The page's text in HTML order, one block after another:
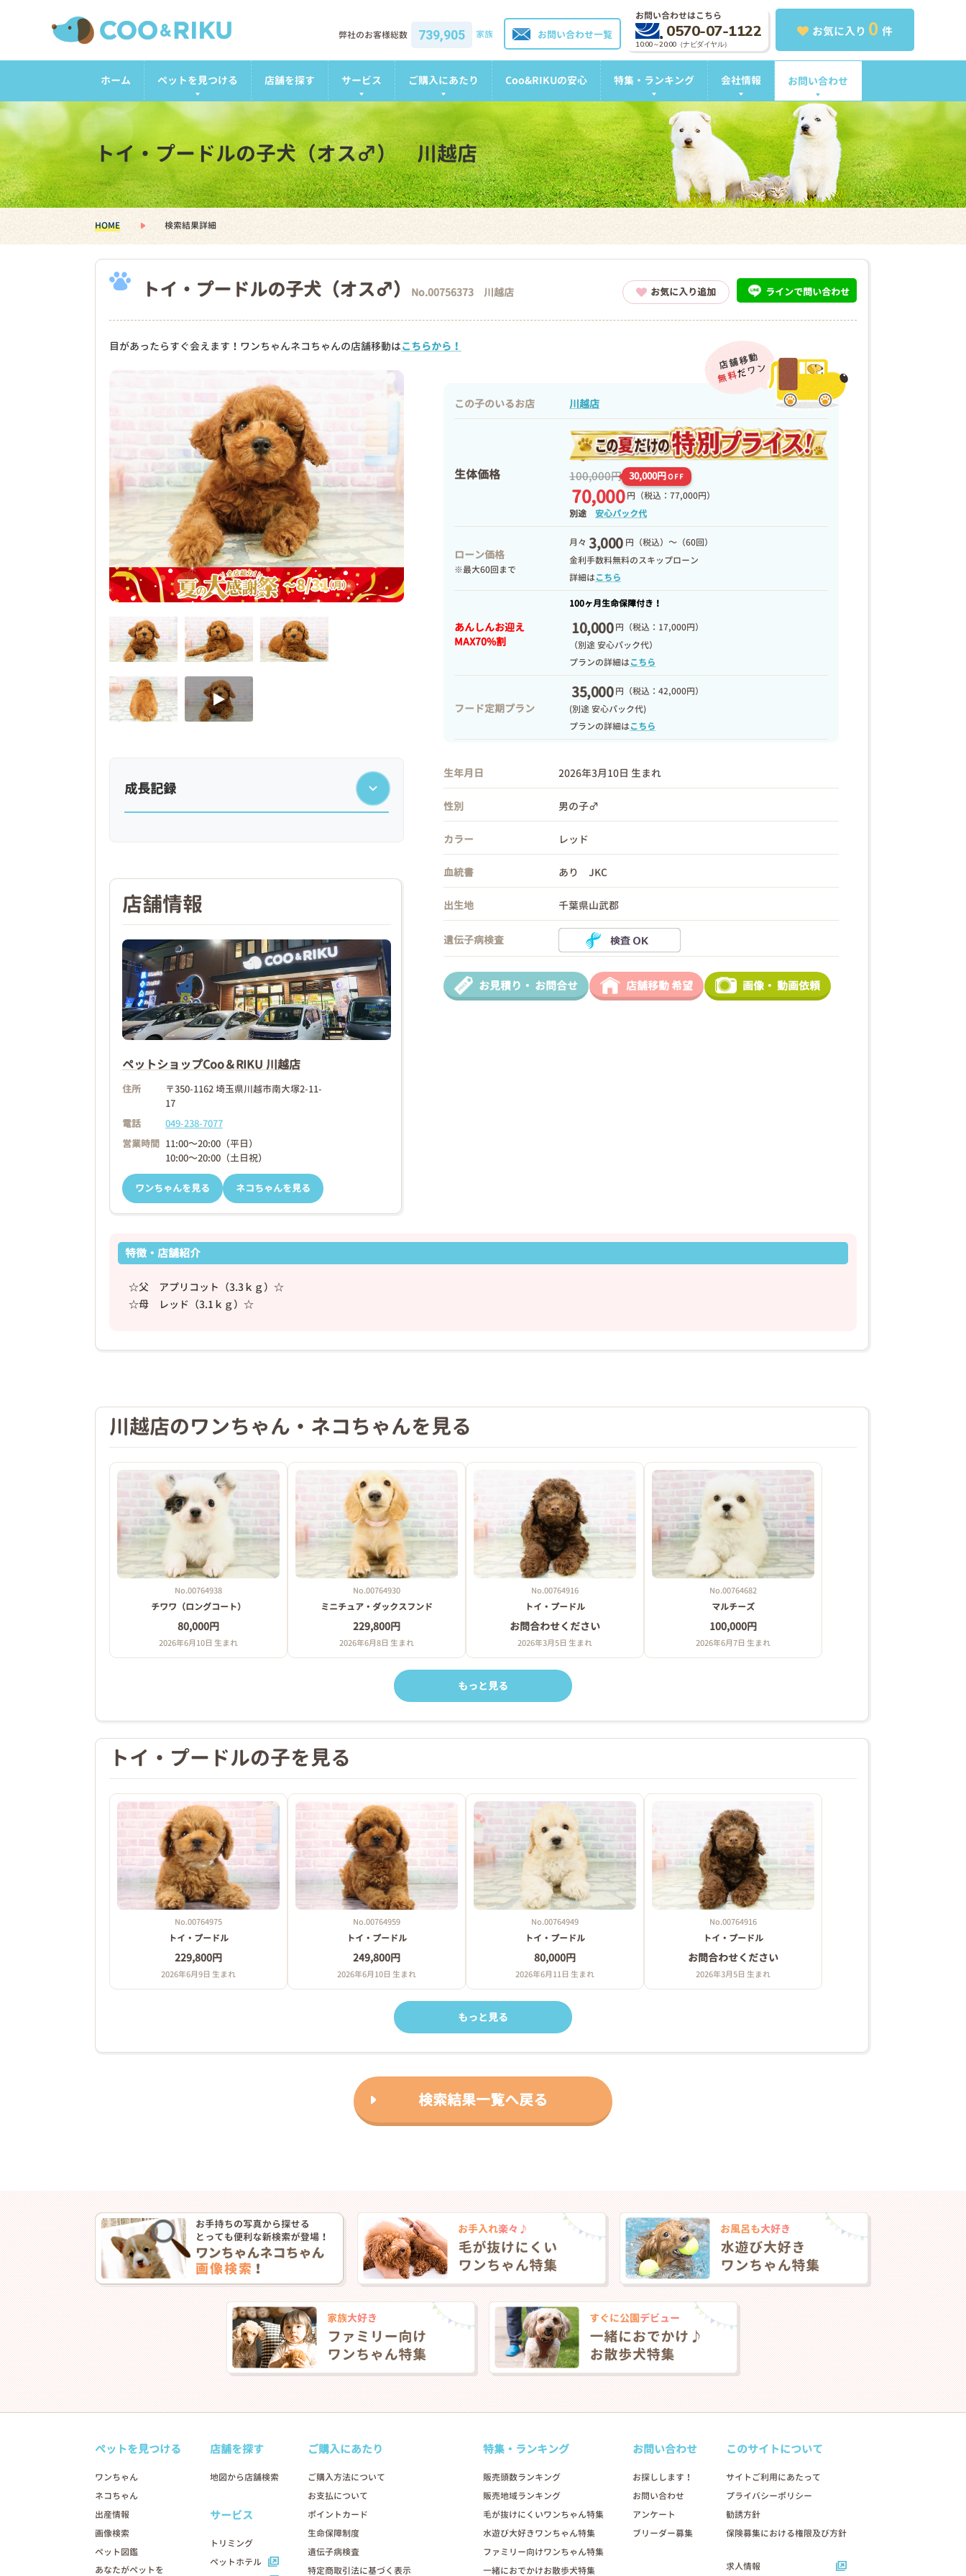
お気に入り 0 件
お問い合わせはこちら
0570-07-1122
10:00～20:00（ナビダイヤル）
お問い合わせ一覧
弊社のお客様総数 739,905 家族
ホーム ペットを見つける 店舗を探す サービス ご購入にあたり Coo&RIKUの安心 特集・ランキング 会社情報 お問い合わせ
トイ・プードルの子犬（オス♂） 川越店
HOME 検索結果詳細
トイ・プードルの子犬（オス♂） No.00756373 川越店 お気に入り追加 ラインで問い合わせ
目があったらすぐ会えます！ワンちゃんネコちゃんの店舗移動はこちらから！
成長記録
2026年03月18日
❮ ❯
2026年03月18日 2026年03月18日
❮ ❯
この子のいるお店 川越店
生体価格 100,000円 30,000円OFF
70,000 円 （税込：77,000円）
別途 安心パック代
ローン価格
※最大60回まで
月々 3,000 円（税込）～（60回）
金利手数料無料のスキップローン
詳細はこちら
あんしんお迎え
MAX70%割
100ヶ月生命保障付き！
10,000 円 （税込：17,000円）
（別途 安心パック代）
プランの詳細はこちら
フード定期プラン
35,000 円 （税込：42,000円）
(別途 安心パック代)
プランの詳細はこちら
生年月日 2026年3月10日 生まれ
性別 男の子♂
カラー レッド
血統書 あり JKC
出生地 千葉県山武郡
遺伝子病検査
お見積り・ お問合せ 店舗移動希望 画像・ 動画依頼
店舗情報
ペットショップCoo＆RIKU 川越店
住所
〒350-1162 埼玉県川越市南大塚2-11-
17
電話
049-238-7077
営業時間 11:00～20:00（平日）
10:00～20:00（土日祝）
ワンちゃんを見る ネコちゃんを見る
特徴・店舗紹介
☆父 アプリコット（3.3ｋｇ）☆
☆母 レッド（3.1ｋｇ）☆
川越店のワンちゃん・ネコちゃんを見る
No.00764938
チワワ（ロングコート）
80,000円
2026年6月10日 生まれ
No.00764930
ミニチュア・ダックスフンド
229,800円
2026年6月8日 生まれ
No.00764916
トイ・プードル
お問合わせください
2026年3月5日 生まれ
No.00764682
マルチーズ
100,000円
2026年6月7日 生まれ
もっと見る
トイ・プードルの子を見る
No.00764975
トイ・プードル
229,800円
2026年6月9日 生まれ
No.00764959
トイ・プードル
249,800円
2026年6月10日 生まれ
No.00764949
トイ・プードル
80,000円
2026年6月11日 生まれ
No.00764916
トイ・プードル
お問合わせください
2026年3月5日 生まれ
もっと見る
検索結果一覧へ戻る
ペットを見つける
ワンちゃん
ネコちゃん
出産情報
画像検索
ペット図鑑
あなたがペットを
店舗を探す
地図から店舗検索
サービス
トリミング
ペットホテル
ご購入にあたり
ご購入方法について
お支払について
ポイントカード
生命保障制度
遺伝子病検査
特定商取引法に基づく表示
特集・ランキング
販売頭数ランキング
販売地域ランキング
毛が抜けにくいワンちゃん特集
水遊び大好きワンちゃん特集
ファミリー向けワンちゃん特集
一緒におでかけお散歩犬特集
お問い合わせ
お探しします！
お問い合わせ
アンケート
ブリーダー募集
このサイトについて
サイトご利用にあたって
プライバシーポリシー
勧誘方針
保険募集における権限及び方針
求人情報